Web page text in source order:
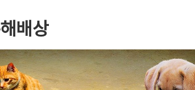
배상